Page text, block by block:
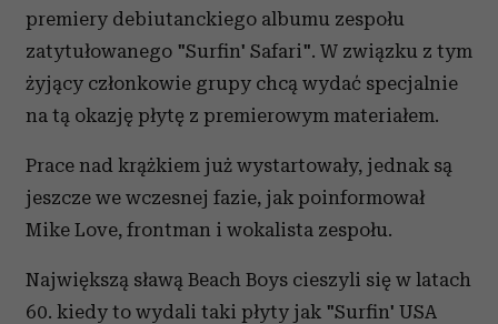
premiery debiutanckiego albumu zespołu
zatytułowanego "Surfin' Safari". W związku z tym
żyjący członkowie grupy chcą wydać specjalnie
na tą okazję płytę z premierowym materiałem.
Prace nad krążkiem już wystartowały, jednak są
jeszcze we wczesnej fazie, jak poinformował
Mike Love, frontman i wokalista zespołu.
Największą sławą Beach Boys cieszyli się w latach
60. kiedy to wydali taki płyty jak "Surfin' USA